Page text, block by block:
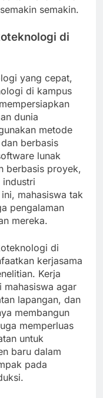
semakin.
di
yang cepat,
di kampus
dunia
metode
berbasis
lunak
berbasis proyek,
mahasiswa tak
pengalaman
mereka.
di
kerjasama
Kerja
mahasiswa agar
lapangan, dan
membangun
memperluas
untuk
baru dalam
pada